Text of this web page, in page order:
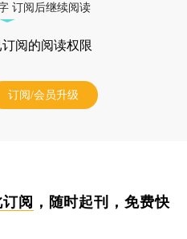
订阅后继续阅读
阅的阅读权限
订阅/会员升级
阅 ，随时起刊，免费快